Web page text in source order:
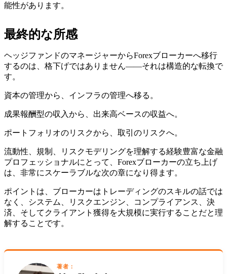
能性があります。
最終的な所感
ヘッジファンドのマネージャーからForexブローカーへ移行
するのは、格下げではありません——それは構造的な転換で
す。
資本の管理から、インフラの管理へ移る。
成果報酬型の収入から、出来高ベースの収益へ。
ポートフォリオのリスクから、取引のリスクへ。
流動性、規制、リスクモデリングを理解する経験豊富な金融
プロフェッショナルにとって、Forexブローカーの立ち上げ
は、非常にスケーラブルな次の章になり得ます。
ポイントは、ブローカーはトレーディングのスキルの話では
なく、システム、リスクエンジン、コンプライアンス、決
済、そしてクライアント獲得を大規模に実行することだと理
解することです。
著者：